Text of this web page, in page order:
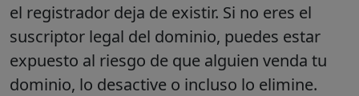
el registrador deja de existir. Si no eres el
suscriptor legal del dominio, puedes estar
expuesto al riesgo de que alguien venda tu
dominio, lo desactive o incluso lo elimine.